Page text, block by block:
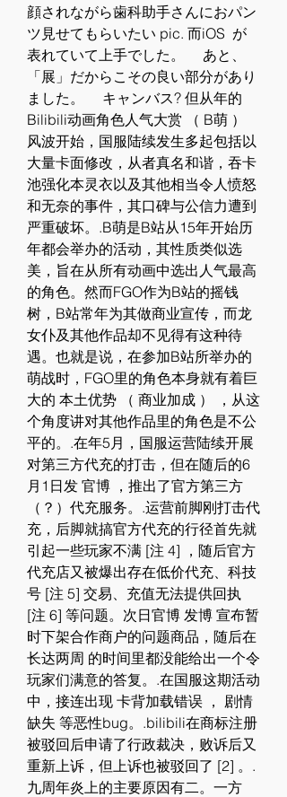
顔されながら歯科助手さんにおパン
ツ見せてもらいたい pic. 而iOS  が
表れていて上手でした。 　あと、
「展」だからこその良い部分があり
ました。 　キャンバス? 但从年的
Bilibili动画角色人气大赏 （ B萌 ）
风波开始，国服陆续发生多起包括以
大量卡面修改，从者真名和谐，吞卡
池强化本灵衣以及其他相当令人愤怒
和无奈的事件，其口碑与公信力遭到
严重破坏。.B萌是B站从15年开始历
年都会举办的活动，其性质类似选
美，旨在从所有动画中选出人气最高
的角色。然而FGO作为B站的摇钱
树，B站常年为其做商业宣传，而龙
女仆及其他作品却不见得有这种待
遇。也就是说，在参加B站所举办的
萌战时，FGO里的角色本身就有着巨
大的 本土优势 （ 商业加成 ） ，从这
个角度讲对其他作品里的角色是不公
平的。.在年5月，国服运营陆续开展
对第三方代充的打击，但在随后的6
月1日发 官博 ，推出了官方第三方
（？）代充服务。.运营前脚刚打击代
充，后脚就搞官方代充的行径首先就
引起一些玩家不满 [注 4] ，随后官方
代充店又被爆出存在低价代充、科技
号 [注 5] 交易、充值无法提供回执
[注 6] 等问题。次日官博 发博 宣布暂
时下架合作商户的问题商品，随后在
长达两周 的时间里都没能给出一个令
玩家们满意的答复。.在国服这期活动
中，接连出现 卡背加载错误 ， 剧情
缺失 等恶性bug。.bilibili在商标注册
被驳回后申请了行政裁决，败诉后又
重新上诉，但上诉也被驳回了 [2] 。.
九周年炎上的主要原因有二。一方